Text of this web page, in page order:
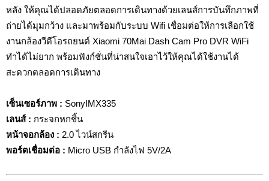
หลัง ให้คุณได้ปลอดภัยตลอดการเดินทางด้วยเลนส์การบันทึกภาพที่
ถ่ายได้มุมกว้าง และมาพร้อมกับระบบ Wifi เชื่อมต่อให้การเลือกใช้
งานกล้องวีดีโอรถยนต์ Xiaomi 70Mai Dash Cam Pro DVR WiFi
ทำได้ไม่ยาก พร้อมฟังก์ชั่นที่น่าสนใจเอาไว้ให้คุณได้ใช้งานได้
สะดวกตลอดการเดินทาง
เซ็นเซอร์ภาพ : SonyIMX335
เลนส์ : กระจกหกชิ้น
หน้าจอกล้อง : 2.0 ไวน์สกรีน
พอร์ตเชื่อมต่อ : Micro USB กำลังไฟ 5V/2A